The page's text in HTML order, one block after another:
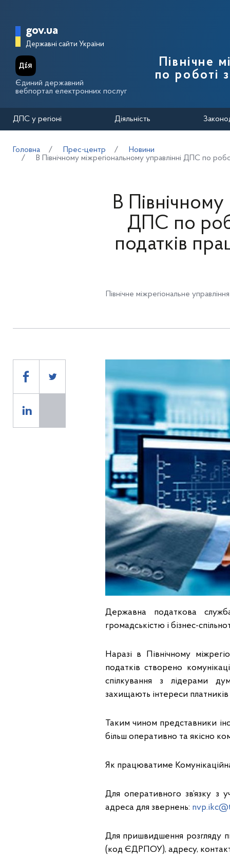
Головна сторінка Державної
gov.ua
Державні сайти України
Єдиний державний
вебпортал електронних послуг
Північне
по роботі
ДПС у регіоні Діяльність
Головна Прес-центр
Новини
В Північному міжрегіональному управлінні ДПС по
В
ДПС по
податків
Північне міжрегіональне
Державна податкова
громадськістю і бізнес-
Наразі в Північному
податків створено
спілкування з лідерами
захищають інтереси платників
Таким чином представники
більш оперативно та якісно
Як працюватиме
Для оперативного зв’язку з
адреса для звернень:
Для пришвидшення розгляду
(код ЄДРПОУ), адресу,